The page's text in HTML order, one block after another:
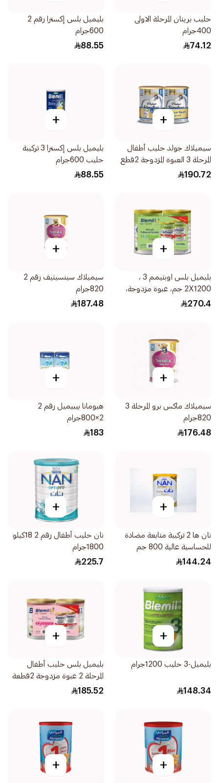
حليب برينان المرحلة الاولى
400جرام
74.12
بليميل بلس إكسترا رقم 2
600جرام
88.55
+
سيميلاك جولد حليب أطفال
المرحلة 3 العبوة المزدوجة 2قطع
190.72
+
بليميل بلس إكسترا 3 تركيبة
حليب 600جرام
88.55
+
بليميل بلس اوبتيمم 3 ،
2X1200 جم، عبوة مزدوجة،
من 1-3 سنوات 2علبة
270.4
+
سيميلاك سينسيتيف رقم 2
820جرام
187.48
+
سيميلاك ماكس برو المرحلة 3
820جرام
176.48
+
هيومانا بيبيميل رقم 2
2×800جرام
183
+
نان ها 2 تركيبة متابعة مضادة
للحساسية عالية 800 جم
144.24
+
نان حليب أطفال رقم 2 18كيلو
1800جرام
225.7
+
بليميل-3 حليب 1200جرام
148.34
+
بليميل بلس حليب أطفال
المرحلة 2 عبوة مزدوجة 2قطعة
185.52
+
+